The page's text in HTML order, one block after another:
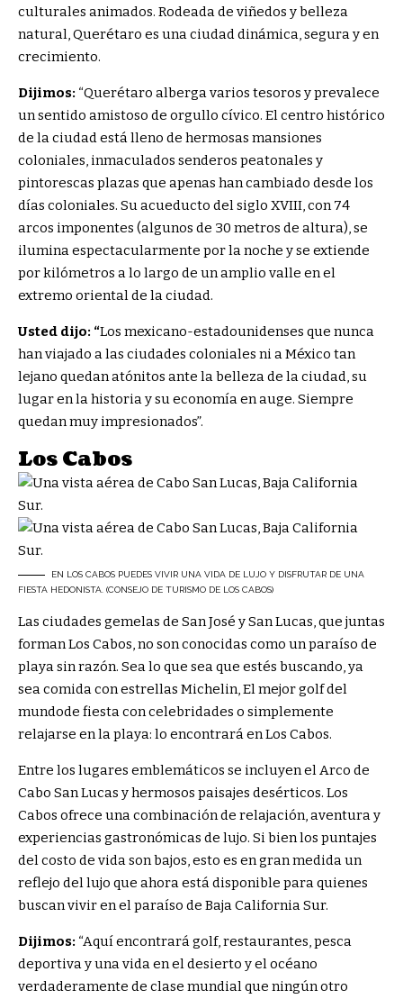
culturales animados. Rodeada de viñedos y belleza
natural, Querétaro es una ciudad dinámica, segura y en
crecimiento.
Dijimos: “Querétaro alberga varios tesoros y prevalece
un sentido amistoso de orgullo cívico. El centro histórico
de la ciudad está lleno de hermosas mansiones
coloniales, inmaculados senderos peatonales y
pintorescas plazas que apenas han cambiado desde los
días coloniales. Su acueducto del siglo XVIII, con 74
arcos imponentes (algunos de 30 metros de altura), se
ilumina espectacularmente por la noche y se extiende
por kilómetros a lo largo de un amplio valle en el
extremo oriental de la ciudad.
Usted dijo: “Los mexicano-estadounidenses que nunca
han viajado a las ciudades coloniales ni a México tan
lejano quedan atónitos ante la belleza de la ciudad, su
lugar en la historia y su economía en auge. Siempre
quedan muy impresionados”.
Los Cabos
EN LOS CABOS PUEDES VIVIR UNA VIDA DE LUJO Y DISFRUTAR DE UNA
FIESTA HEDONISTA. (CONSEJO DE TURISMO DE LOS CABOS)
Las ciudades gemelas de San José y San Lucas, que juntas
forman Los Cabos, no son conocidas como un paraíso de
playa sin razón. Sea lo que sea que estés buscando, ya
sea comida con estrellas Michelin, El mejor golf del
mundode fiesta con celebridades o simplemente
relajarse en la playa: lo encontrará en Los Cabos.
Entre los lugares emblemáticos se incluyen el Arco de
Cabo San Lucas y hermosos paisajes desérticos. Los
Cabos ofrece una combinación de relajación, aventura y
experiencias gastronómicas de lujo. Si bien los puntajes
del costo de vida son bajos, esto es en gran medida un
reflejo del lujo que ahora está disponible para quienes
buscan vivir en el paraíso de Baja California Sur.
Dijimos: “Aquí encontrará golf, restaurantes, pesca
deportiva y una vida en el desierto y el océano
verdaderamente de clase mundial que ningún otro